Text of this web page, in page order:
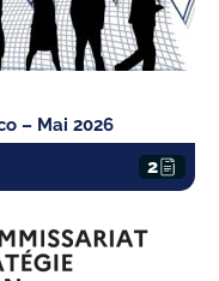
– Mai 2026
2